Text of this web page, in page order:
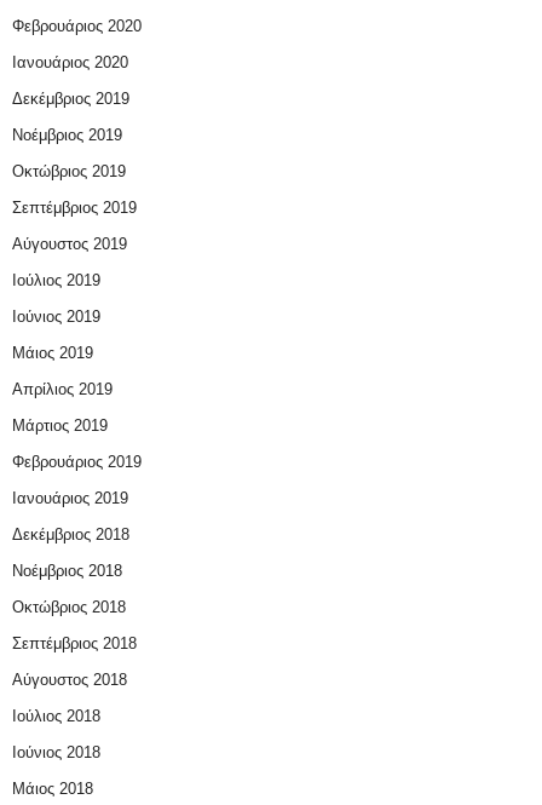
Φεβρουάριος 2020
Ιανουάριος 2020
Δεκέμβριος 2019
Νοέμβριος 2019
Οκτώβριος 2019
Σεπτέμβριος 2019
Αύγουστος 2019
Ιούλιος 2019
Ιούνιος 2019
Μάιος 2019
Απρίλιος 2019
Μάρτιος 2019
Φεβρουάριος 2019
Ιανουάριος 2019
Δεκέμβριος 2018
Νοέμβριος 2018
Οκτώβριος 2018
Σεπτέμβριος 2018
Αύγουστος 2018
Ιούλιος 2018
Ιούνιος 2018
Μάιος 2018